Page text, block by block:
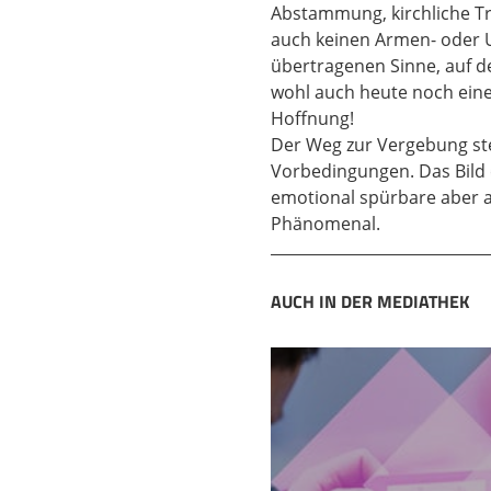
christliche Glaube so
04:03
dass alle vier
einem anderen Mann
Wirkens Jesu mit
eine Rolle spielt.
taufen lassen hat. Es
taufen. Da ist er über
05:02
Jordan. Aber die
unter die Füße
sehr wichtiges,
Denn vor der Taufe
keine Nachrichten
einzige Episode als
Abstammung, kirchliche
auch keinen Armen- oder
übertragenen Sinne, auf
wohl auch heute noch
Hoffnung!
Der Weg zur Vergebung
Vorbedingungen. Das
emotional spürbare aber
Phänomenal.
AUCH IN DER MEDIATHEK